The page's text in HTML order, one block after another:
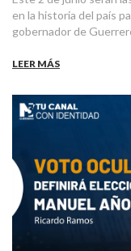
en la historia del país
gobernador de
LEER MÁS